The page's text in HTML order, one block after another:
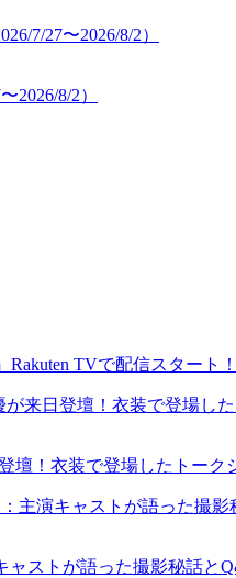
2026/8/2）
TVで配信スタート！
壇！衣装で登場したトーク
ャストが語った撮影秘話と